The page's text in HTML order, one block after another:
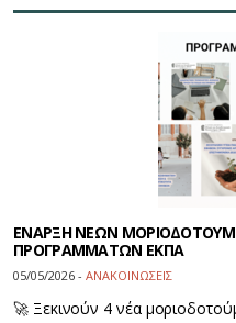
ΕΝΑΡΞΗ ΝΕΩΝ
ΠΡΟΓΡΑΜΜΑΤΩΝ ΕΚΠΑ
05/05/2026 - ΑΝΑΚΟΙΝΩΣΕΙΣ
🚀 Ξεκινούν 4 νέα